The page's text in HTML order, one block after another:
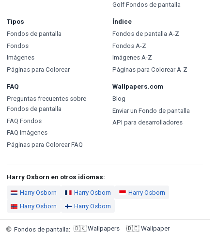
Golf Fondos de pantalla
Tipos
Fondos de pantalla
Fondos
Imágenes
Páginas para Colorear
Índice
Fondos de pantalla A-Z
Fondos A-Z
Imágenes A-Z
Páginas para Colorear A-Z
FAQ
Preguntas frecuentes sobre
Fondos de pantalla
FAQ Fondos
FAQ Imágenes
Páginas para Colorear FAQ
Wallpapers.com
Blog
Enviar un Fondo de pantalla
API para desarrolladores
Harry Osborn en otros idiomas:
Harry Osborn Harry Osborn
Harry Osborn
Harry Osborn
Harry Osborn
🌐 Fondos de pantalla: 🇩🇰 Wallpapers 🇩🇪 Wallpaper